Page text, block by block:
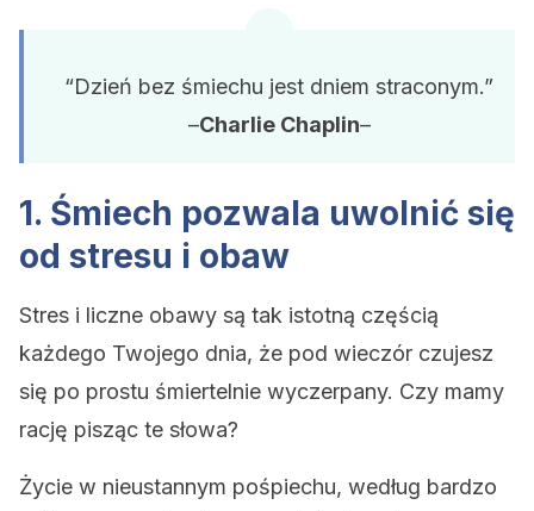
“Dzień bez śmiechu jest dniem straconym.”
–Charlie Chaplin–
1. Śmiech pozwala uwolnić się
od stresu i obaw
Stres i liczne obawy są tak istotną częścią
każdego Twojego dnia, że pod wieczór czujesz
się po prostu śmiertelnie wyczerpany. Czy mamy
rację pisząc te słowa?
Życie w nieustannym pośpiechu, według bardzo